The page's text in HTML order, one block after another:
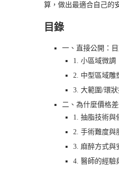
算，做出最適合自己的
目錄
一、直接公開：
1. 小區域微調
2. 中型區域雕
3. 大範圍/環狀
二、為什麼價格
1. 抽脂技術與
2. 手術難度與
3. 麻醉方式與
4. 醫師的經驗